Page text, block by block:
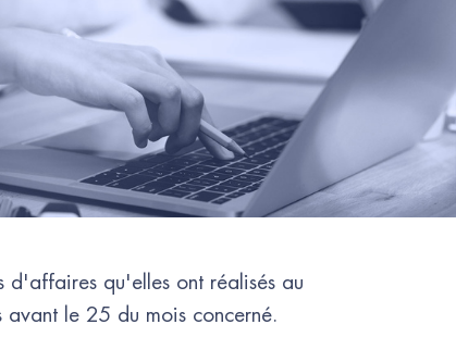
d'affaires qu'elles ont réalisés au
le 25 du mois concerné.